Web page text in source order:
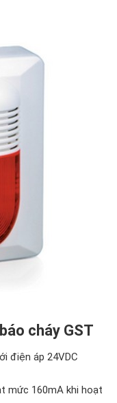
cháy GST
điện áp 24VDC
mức 160mA khi hoạt